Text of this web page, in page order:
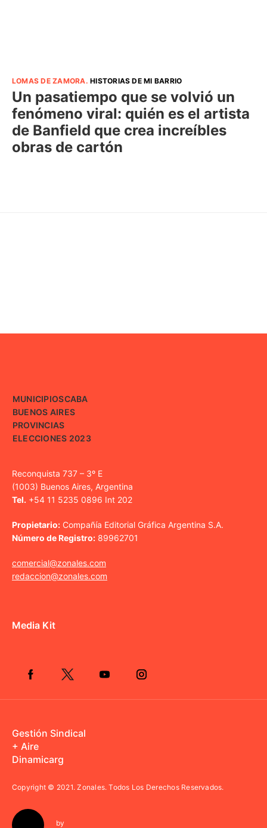
LOMAS DE ZAMORA.HISTORIAS DE MI BARRIO
Un pasatiempo que se volvió un
fenómeno viral: quién es el artista
de Banfield que crea increíbles
obras de cartón
MUNICIPIOSCABA
BUENOS AIRES
PROVINCIAS
ELECCIONES 2023
Reconquista 737 – 3º E
(1003) Buenos Aires, Argentina
Tel. +54 11 5235 0896 Int 202
Propietario: Compañía Editorial Gráfica Argentina S.A.
Número de Registro: 89962701
comercial@zonales.com
redaccion@zonales.com
Media Kit
Gestión Sindical
+ Aire
Dinamicarg
Copyright © 2021.Zonales. Todos Los Derechos Reservados.
by